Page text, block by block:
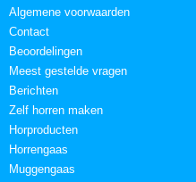
Algemene voorwaarden
Contact
Beoordelingen
Meest gestelde vragen
Berichten
Zelf horren maken
Horproducten
Horrengaas
Muggengaas